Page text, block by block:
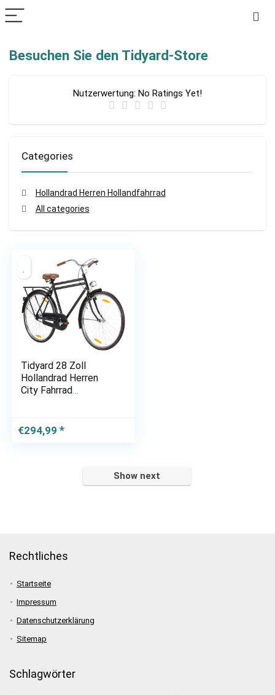
Besuchen Sie den Tidyard-Store
Nutzerwertung: No Ratings Yet!
Categories
Hollandrad Herren Hollandfahrrad
All categories
Tidyard 28 Zoll
Hollandrad Herren
City Fahrrad
Cityfahrrad
Hollandrad
€294,99
Show next
Rechtliches
Startseite
Impressum
Datenschutzerklärung
Sitemap
Schlagwörter